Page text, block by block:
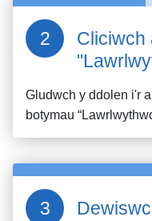
Cliciwch
Gludwch y ddolen i'r
botymau